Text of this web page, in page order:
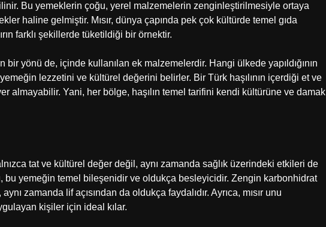
Bu yemeklerin çoğu, yerel malzemelerin zenginleştirilmesiyle ortaya
haline gelmiştir. Mısır, dünya çapında pek çok kültürde temel gıda
farklı şekillerde tüketildiği bir örnektir.
bir yönü de, içinde kullanılan ek malzemelerdir. Hangi ülkede yapıldığının
lezzetini ve kültürel değerini belirler. Bir Türk haşılının içerdiği et ve
almayabilir. Yani, her bölge, haşılın temel tarifini kendi kültürüne ve damak
tat ve kültürel değer değil, aynı zamanda sağlık üzerindeki etkileri de
bu yemeğin temel bileşenidir ve oldukça besleyicidir. Zengin karbonhidrat
zamanda lif açısından da oldukça faydalıdır. Ayrıca, mısır unu
kişiler için ideal kılar.